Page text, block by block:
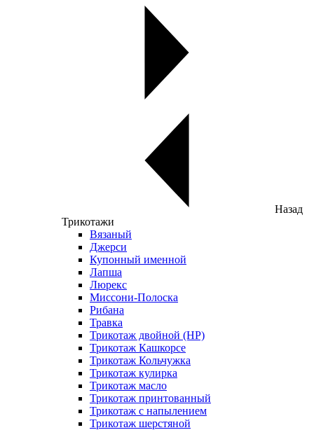
Назад
Трикотажи
Вязаный
Джерси
Купонный именной
Лапша
Люрекс
Миссони-Полоска
Рибана
Травка
Трикотаж двойной (НР)
Трикотаж Кашкорсе
Трикотаж Кольчужка
Трикотаж кулирка
Трикотаж масло
Трикотаж принтованный
Трикотаж с напылением
Трикотаж шерстяной